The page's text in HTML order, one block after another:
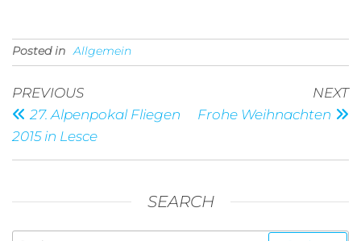
Posted in Allgemein
Beitragsnavigation
Previous
Post
PREVIOUS
27. Alpenpokal Fliegen
2015 in Lesce
NEXT
Frohe Weihnachten
SEARCH